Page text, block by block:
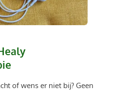
of wens er niet bij? Geen